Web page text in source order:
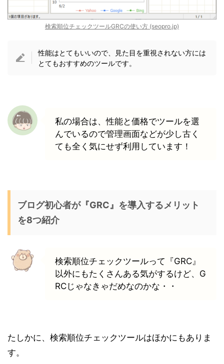
検索順位チェックツールGRCの使い方 (seopro.jp)
性能はとてもいいので、見た目を重視されない方には
とてもおすすめのツールです。
私の場合は、性能と価格でツールを選
んでいるので管理画面などが少し古く
ても全く気にせず利用しています！
ブログ初心者が『GRC』を導入するメリット
を8つ紹介
検索順位チェックツールって『GRC』
以外にもたくさんある気がするけど、G
RCじゃなきゃだめなのかな・・
たしかに、検索順位チェックツールはほかにもありま
す。